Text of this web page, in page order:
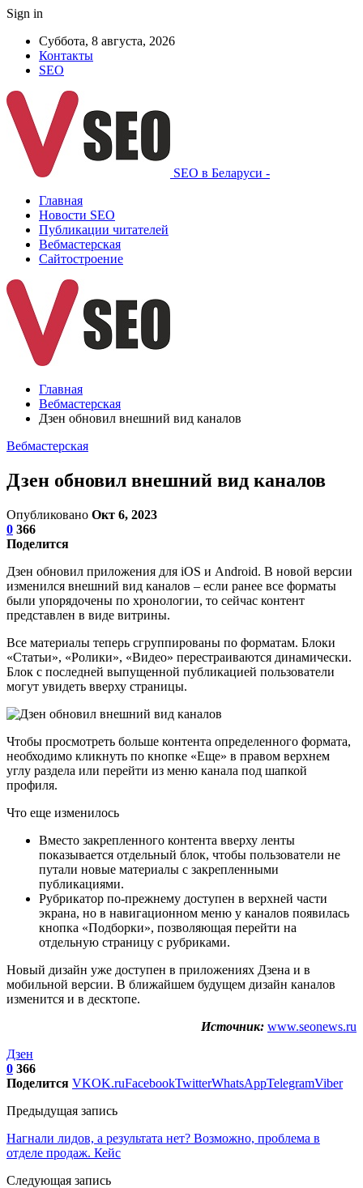
Sign in
Суббота, 8 августа, 2026
Контакты
SEO
SEO в Беларуси -
Главная
Новости SEO
Публикации читателей
Вебмастерская
Сайтостроение
Главная
Вебмастерская
Дзен обновил внешний вид каналов
Вебмастерская
Дзен обновил внешний вид каналов
Опубликовано Окт 6, 2023
0 366
Поделится
Дзен обновил приложения для iOS и Android. В новой версии
изменился внешний вид каналов – если ранее все форматы
были упорядочены по хронологии, то сейчас контент
представлен в виде витрины.
Все материалы теперь сгруппированы по форматам. Блоки
«Статьи», «Ролики», «Видео» перестраиваются динамически.
Блок с последней выпущенной публикацией пользователи
могут увидеть вверху страницы.
Чтобы просмотреть больше контента определенного формата,
необходимо кликнуть по кнопке «Еще» в правом верхнем
углу раздела или перейти из меню канала под шапкой
профиля.
Что еще изменилось
Вместо закрепленного контента вверху ленты
показывается отдельный блок, чтобы пользователи не
путали новые материалы с закрепленными
публикациями.
Рубрикатор по-прежнему доступен в верхней части
экрана, но в навигационном меню у каналов появилась
кнопка «Подборки», позволяющая перейти на
отдельную страницу с рубриками.
Новый дизайн уже доступен в приложениях Дзена и в
мобильной версии. В ближайшем будущем дизайн каналов
изменится и в десктопе.
Источник: www.seonews.ru
Дзен
0 366
Поделится VKOK.ruFacebookTwitterWhatsAppTelegramViber
Предыдущая запись
Нагнали лидов, а результата нет? Возможно, проблема в
отделе продаж. Кейс
Следующая запись